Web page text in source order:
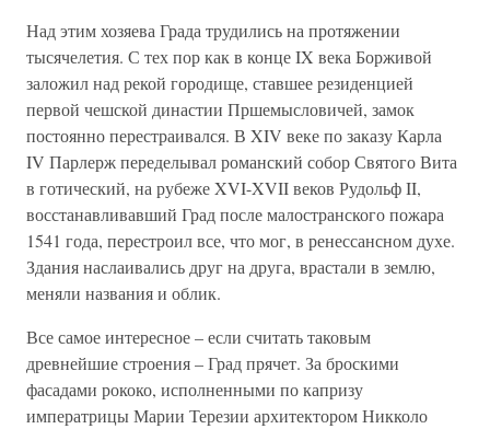
Над этим хозяева Града трудились на протяжении
тысячелетия. С тех пор как в конце IX века Борживой
заложил над рекой городище, ставшее резиденцией
первой чешской династии Пршемысловичей, замок
постоянно перестраивался. В XIV веке по заказу Карла
IV Парлерж переделывал романский собор Святого Вита
в готический, на рубеже XVI-XVII веков Рудольф II,
восстанавливавший Град после малостранского пожара
1541 года, перестроил все, что мог, в ренессансном духе.
Здания наслаивались друг на друга, врастали в землю,
меняли названия и облик.
Все самое интересное – если считать таковым
древнейшие строения – Град прячет. За броскими
фасадами рококо, исполненными по капризу
императрицы Марии Терезии архитектором Никколо